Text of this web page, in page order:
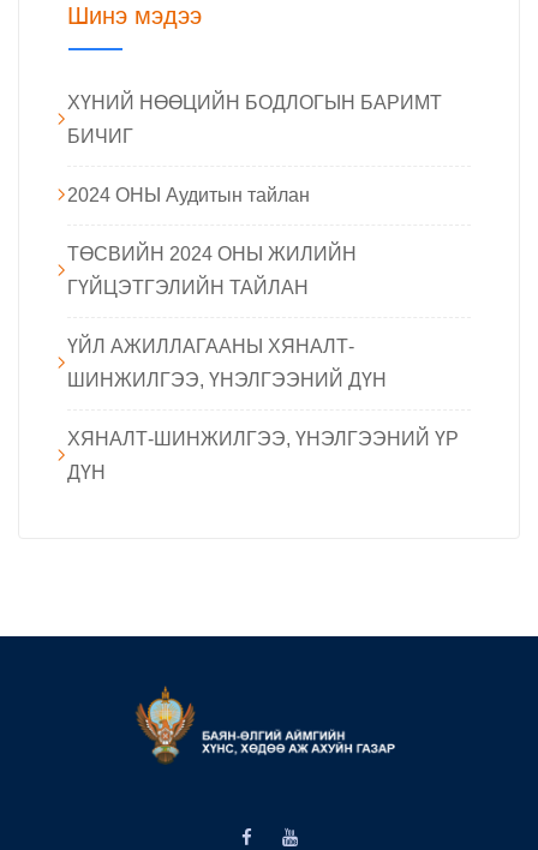
Шинэ мэдээ
ХҮНИЙ НӨӨЦИЙН БОДЛОГЫН БАРИМТ
БИЧИГ
2024 ОНЫ Аудитын тайлан
ТӨСВИЙН 2024 ОНЫ ЖИЛИЙН
ГҮЙЦЭТГЭЛИЙН ТАЙЛАН
ҮЙЛ АЖИЛЛАГААНЫ ХЯНАЛТ-
ШИНЖИЛГЭЭ, ҮНЭЛГЭЭНИЙ ДҮН
ХЯНАЛТ-ШИНЖИЛГЭЭ, ҮНЭЛГЭЭНИЙ ҮР
ДҮН